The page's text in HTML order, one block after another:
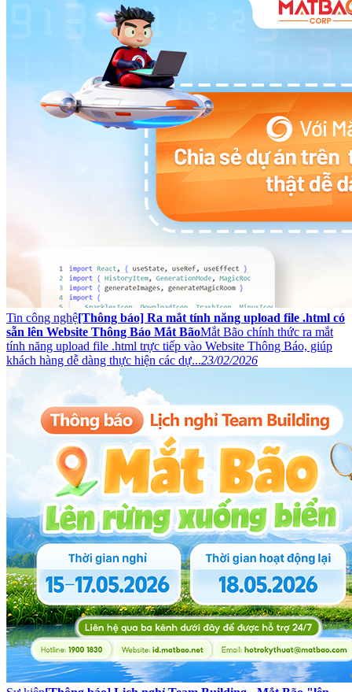
Tin công nghệ[Thông báo] Ra mắt tính năng upload file .html có
sẵn lên Website Thông Báo Mắt BãoMắt Bão chính thức ra mắt
tính năng upload file .html trực tiếp vào Website Thông Báo, giúp
khách hàng dễ dàng thực hiện các dự...23/02/2026